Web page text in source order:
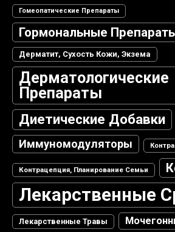
Гомеопатические Препараты
Гормональные
Дерматит, Сухость Кожи, Экзема
Дерматологические
Препараты
Диетические Добавки
Иммуномодуляторы
Контрацепция, Планирование Семьи
Лекарственные
Лекарственные Травы